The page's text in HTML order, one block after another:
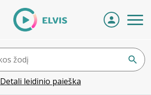
Detali leidinio paieška